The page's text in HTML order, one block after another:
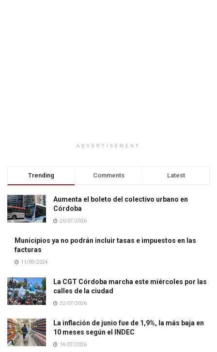
ADVERTISEMENT
Trending Comments Latest
Aumenta el boleto del colectivo urbano en
Córdoba
20/07/2026
Municipios ya no podrán incluir tasas e impuestos en las
facturas
11/09/2024
La CGT Córdoba marcha este miércoles por las
calles de la ciudad
22/07/2026
La inflación de junio fue de 1,9%, la más baja en
10 meses según el INDEC
14/07/2026